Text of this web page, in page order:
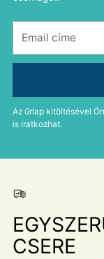
címe
Az űrlap kitöltésével
is iratkozhat.
CSERE